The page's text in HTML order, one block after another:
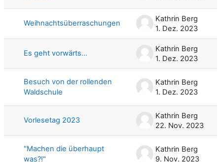
Weihnachtsüberraschungen
Kathrin Berg
1. Dez. 2023
Es geht vorwärts...
Kathrin Berg
1. Dez. 2023
Besuch von der rollenden
Waldschule
Kathrin Berg
1. Dez. 2023
Vorlesetag 2023
Kathrin Berg
22. Nov. 2023
"Machen die überhaupt
was?!"
Kathrin Berg
9. Nov. 2023